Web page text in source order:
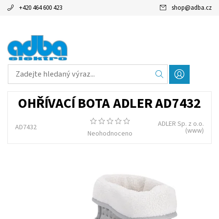
+420 464 600 423 shop@adba.cz
OHŘÍVACÍ BOTA ADLER AD7432
AD7432
Neohodnoceno
ADLER Sp. z o.o.
(www)